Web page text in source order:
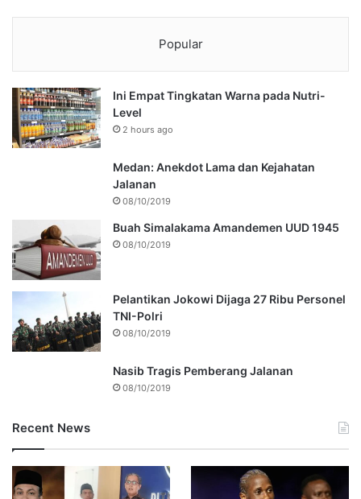
Popular
Ini Empat Tingkatan Warna pada Nutri-
Level
2 hours ago
Medan: Anekdot Lama dan Kejahatan
Jalanan
08/10/2019
Buah Simalakama Amandemen UUD 1945
08/10/2019
Pelantikan Jokowi Dijaga 27 Ribu Personel
TNI-Polri
08/10/2019
Nasib Tragis Pemberang Jalanan
08/10/2019
Recent News